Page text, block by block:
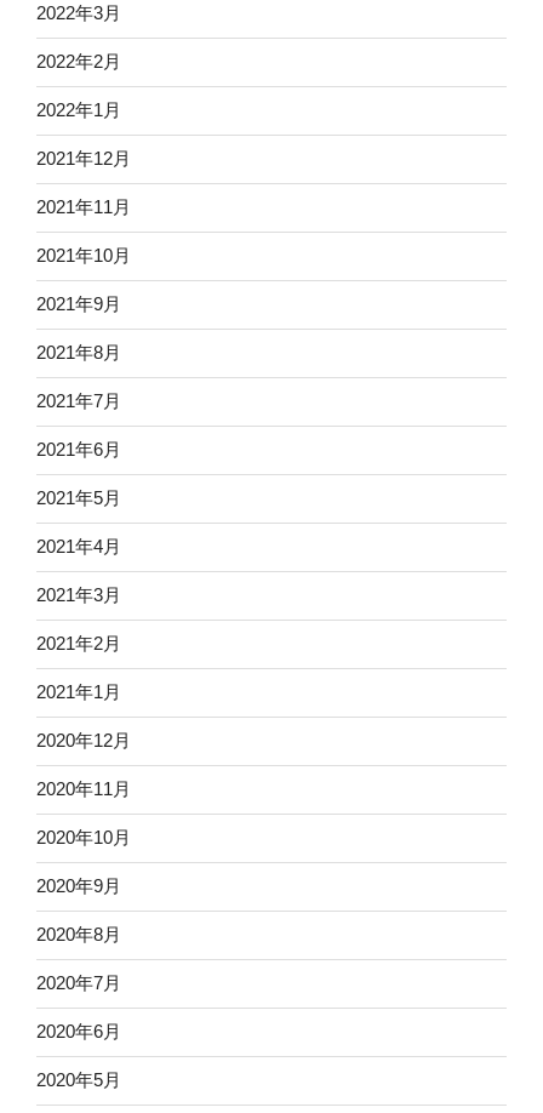
2022年3月
2022年2月
2022年1月
2021年12月
2021年11月
2021年10月
2021年9月
2021年8月
2021年7月
2021年6月
2021年5月
2021年4月
2021年3月
2021年2月
2021年1月
2020年12月
2020年11月
2020年10月
2020年9月
2020年8月
2020年7月
2020年6月
2020年5月